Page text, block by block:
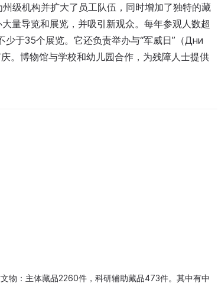
级机构并扩大了员工队伍，同时增加了独特的藏
量导览和展览，并吸引新观众。每年参观人数超
于35个展览。它还负责举办与“军威日”（Дни
。博物馆与学校和幼儿园合作，为残障人士提供
物：主体藏品2260件，科研辅助藏品473件。其中有中